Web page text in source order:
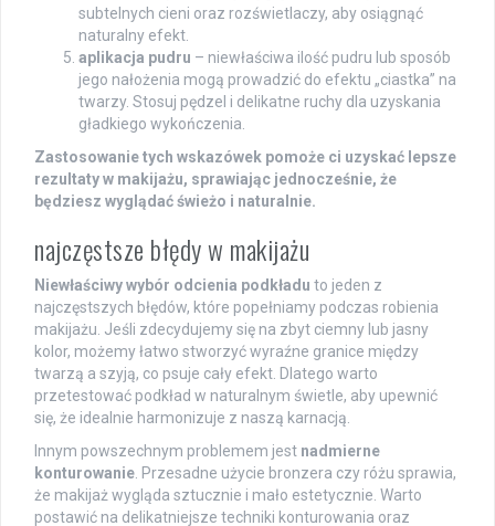
subtelnych cieni oraz rozświetlaczy, aby osiągnąć
naturalny efekt.
aplikacja pudru – niewłaściwa ilość pudru lub sposób
jego nałożenia mogą prowadzić do efektu „ciastka” na
twarzy. Stosuj pędzel i delikatne ruchy dla uzyskania
gładkiego wykończenia.
Zastosowanie tych wskazówek pomoże ci uzyskać lepsze
rezultaty w makijażu, sprawiając jednocześnie, że
będziesz wyglądać świeżo i naturalnie.
najczęstsze błędy w makijażu
Niewłaściwy wybór odcienia podkładu to jeden z
najczęstszych błędów, które popełniamy podczas robienia
makijażu. Jeśli zdecydujemy się na zbyt ciemny lub jasny
kolor, możemy łatwo stworzyć wyraźne granice między
twarzą a szyją, co psuje cały efekt. Dlatego warto
przetestować podkład w naturalnym świetle, aby upewnić
się, że idealnie harmonizuje z naszą karnacją.
Innym powszechnym problemem jest nadmierne
konturowanie . Przesadne użycie bronzera czy różu sprawia,
że makijaż wygląda sztucznie i mało estetycznie. Warto
postawić na delikatniejsze techniki konturowania oraz